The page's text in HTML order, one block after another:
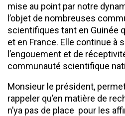
mise au point par notre
l’objet de nombreuses
scientifiques tant en Guinée
et en France. Elle continue à
l’engouement et de
communauté scientifique
Monsieur le président,
rappeler qu’en matière de
n’ya pas de place pour les